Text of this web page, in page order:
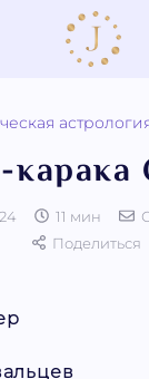
карака
11 мин
Поделиться